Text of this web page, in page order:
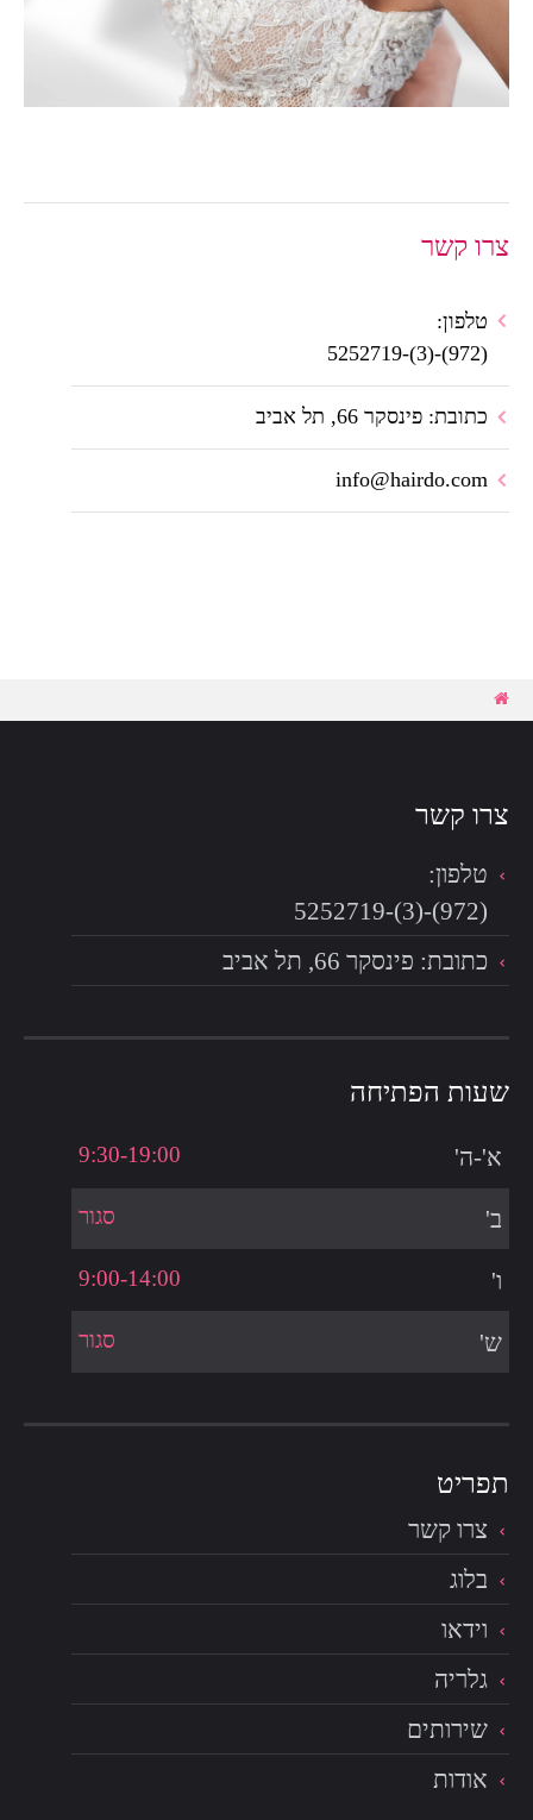
צרו קשר
טלפון:
(972)-(3)-5252719
כתובת: פינסקר 66, תל אביב
info@hairdo.com
צרו קשר
טלפון:
(972)-(3)-5252719
כתובת: פינסקר 66, תל אביב
שעות הפתיחה
א'-ה' 9:30-19:00
ב' סגור
ו' 9:00-14:00
ש' סגור
צרו קשר
בלוג
וידאו
גלריה
שירותים
אודות